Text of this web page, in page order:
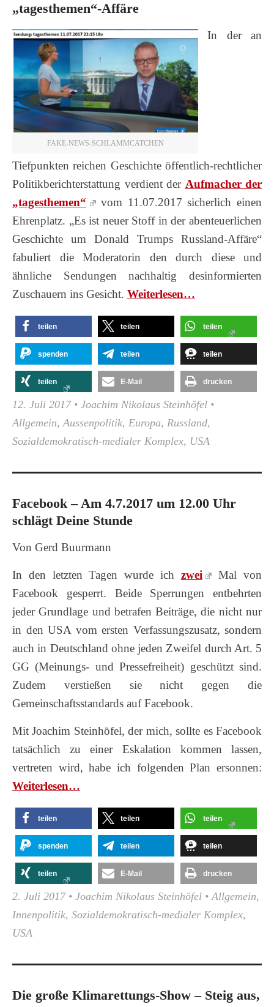
„tagesthemen“-Affäre
FAKE-NEWS-SCHLAMMCATCHEN
In der an
Tiefpunkten reichen Geschichte öffentlich-rechtlicher
Politikberichterstattung verdient der Aufmacher der
„tagesthemen“
vom 11.07.2017 sicherlich einen
Ehrenplatz. „Es ist neuer Stoff in der abenteuerlichen
Geschichte um Donald Trumps Russland-Affäre“
fabuliert die Moderatorin den durch diese und
ähnliche Sendungen nachhaltig desinformierten
Zuschauern ins Gesicht. Wei­ter­le­sen…
teilen teilen teilen
spenden teilen teilen
teilen E-Mail drucken
12. Juli 2017• Joachim Nikolaus Steinhöfel •
Allgemein,Aussenpolitik, Europa, Russland,
Sozialdemokratisch-medialer Komplex, USA
Facebook – Am 4.7.2017 um 12.00 Uhr
schlägt Deine Stunde
Von Gerd Buurmann
In den letzten Tagen wurde ich zwei
Mal von
Facebook gesperrt. Beide Sperrungen entbehrten
jeder Grundlage und betrafen Beiträge, die nicht nur
in den USA vom ersten Verfassungszusatz, sondern
auch in Deutschland ohne jeden Zweifel durch Art. 5
GG (Meinungs- und Pressefreiheit) geschützt sind.
Zudem verstießen sie nicht gegen die
Gemeinschaftsstandards auf Facebook.
Mit Joachim Steinhöfel, der mich, sollte es Facebook
tatsächlich zu einer Eskalation kommen lassen,
vertreten wird, habe ich folgenden Plan ersonnen:
Wei­ter­le­sen…
teilen teilen teilen
spenden teilen teilen
teilen E-Mail drucken
2. Juli 2017• Joachim Nikolaus Steinhöfel •Allgemein,
Innenpolitik, Sozialdemokratisch-medialer Komplex,
USA
Die große Klimarettungs-Show – Steig aus,